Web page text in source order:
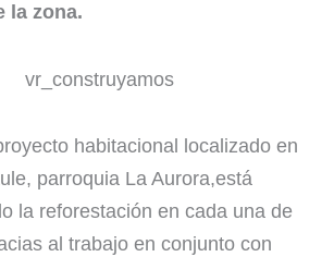
la zona.
habitacional localizado en
parroquia La Aurora,está
la reforestación en cada una de
al trabajo en conjunto con